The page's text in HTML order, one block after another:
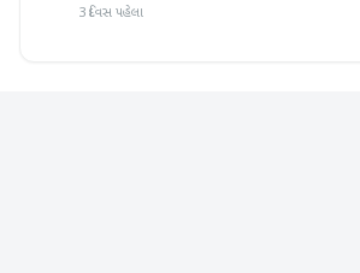
3 દિવસ પહેલા